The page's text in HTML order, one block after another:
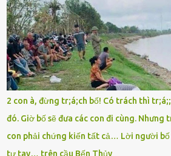
sực nhớ – điện thoại đang sạc, sáng nay
đường thưa thớt người qua lại, tôi hoảng
Chú ơi, cháu đi thi, xe hỏng rồi! Làm ơn
giúp cháu với, cháu không có điện thoại…
thì tăng ga tránh xa như né một kẻ lừa đảo.
như một kẻ mất trí. Vô ích. 6h10. Còn hơn
tôi chỉ có một lựa chọn duy nhất: chạy. Tôi
rút tờ giấy báo dự thi nhét túi áo, đeo ba
Chạy không ngừng. Qua ngã...
2 con à, đừng tr;á;ch bố! Có trách thì
đó. Giờ bố sẽ đưa các con đi cùng. Nhưng
con phải chứng kiến tất cả… Lời người
tự tay… trên cầu Bến Thủy